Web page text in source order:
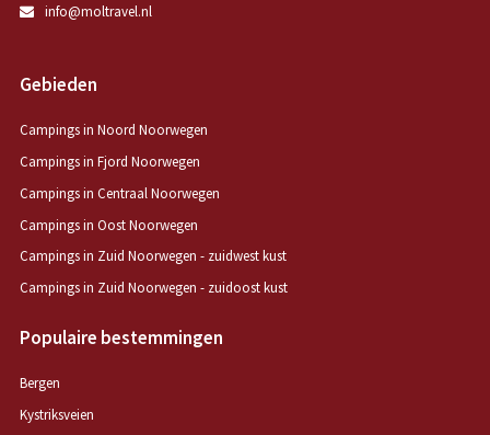
info@moltravel.nl
Gebieden
Campings in Noord Noorwegen
Campings in Fjord Noorwegen
Campings in Centraal Noorwegen
Campings in Oost Noorwegen
Campings in Zuid Noorwegen - zuidwest kust
Campings in Zuid Noorwegen - zuidoost kust
Populaire bestemmingen
Bergen
Kystriksveien